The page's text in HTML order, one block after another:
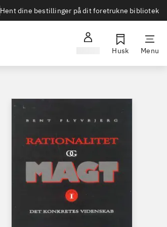
Hent dine bestillinger på dit foretrukne bibliotek
Husk Menu